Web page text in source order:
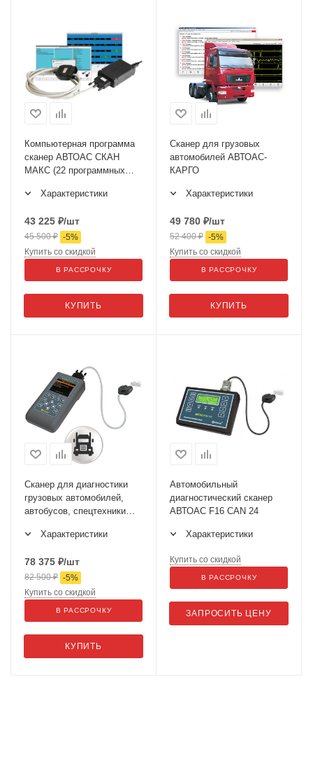
Компьютерная программа
сканер АВТОАС СКАН
МАКС (22 программных
Характеристики
43 225 ₽/шт
45 500₽ -5%
КУПИТЬ
Купить со скидкой
В РАССРОЧКУ
Сканер для грузовых
автомобилей АВТОАС-
КАРГО
Характеристики
49 780 ₽/шт
52 400₽ -5%
КУПИТЬ
Купить со скидкой
В РАССРОЧКУ
Сканер для диагностики
грузовых автомобилей,
автобусов, спецтехники
пакетом программ 25 шт.
Характеристики
78 375 ₽/шт
82 500₽ -5%
КУПИТЬ
Купить со скидкой
В РАССРОЧКУ
Автомобильный
диагностический сканер
АВТОАС F16 CAN 24
Характеристики
ЗАПРОСИТЬ ЦЕНУ
Купить со скидкой
В РАССРОЧКУ